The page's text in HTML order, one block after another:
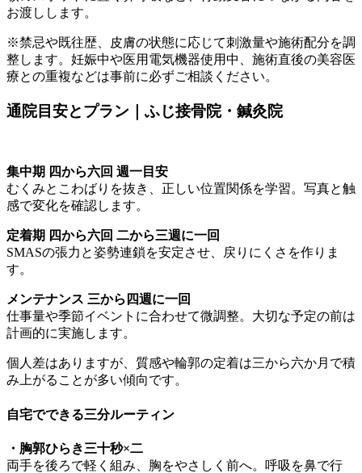
お渡しします。
※禁忌や既往歴、皮膚の状態に応じて刺激量や施術配分を調
整します。妊娠中や医用電気機器使用中、施術直後の美容医
療との重複などは事前に必ずご相談ください。
通院目安とプラン｜ふじ接骨院・鍼灸院
集中期 四から六回 週一目安
むくみとこわばりを抜き、正しい位置関係を学習。写真と触
感で変化を確認します。
定着期 四から六回 二から三週に一回
SMASの張力と姿勢連鎖を安定させ、戻りにくさを作りま
す。
メンテナンス 三から四週に一回
仕事量や季節イベントに合わせて微調整。大切な予定の前は
計画的に実施します。
個人差はありますが、質感や輪郭の定着は三から六か月で積
み上がることが多い傾向です。
自宅でできる三分ルーティン
・胸郭ひらき三十秒×二
両手を後ろで軽く組み、胸をやさしく前へ。呼吸を鼻で行